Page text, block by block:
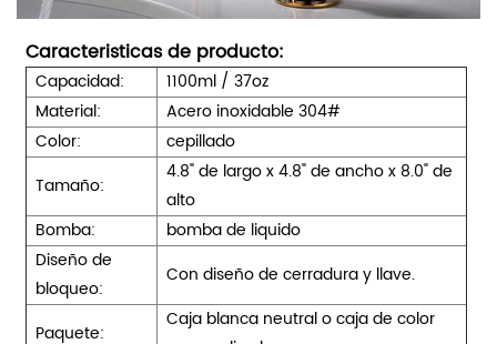
Caracteristicas de producto:
Capacidad:
1100ml / 37oz
Material:
Acero inoxidable 304#
Color:
cepillado
Tamaño:
4.8" de largo x 4.8" de ancho x 8.0" de
alto
Bomba:
bomba de liquido
Diseño de
bloqueo:
Con diseño de cerradura y llave.
Paquete:
Caja blanca neutral o caja de color